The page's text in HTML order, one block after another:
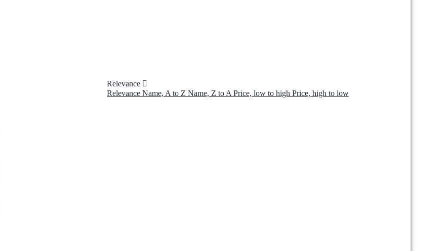
Relevance 
Relevance Name, A to Z Name, Z to A Price, low to high Price, high to low